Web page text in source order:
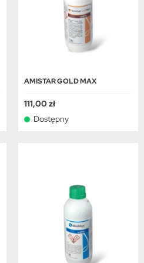
AMISTAR GOLD MAX
111,00 zł
Dostępny